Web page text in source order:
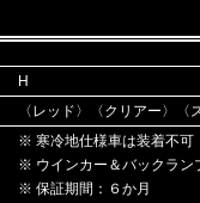
H
〈レッド〉〈クリアー〉〈
※ 寒冷地仕様車は装着不可
※ ウインカー＆バックラン
※ 保証期間：６か月